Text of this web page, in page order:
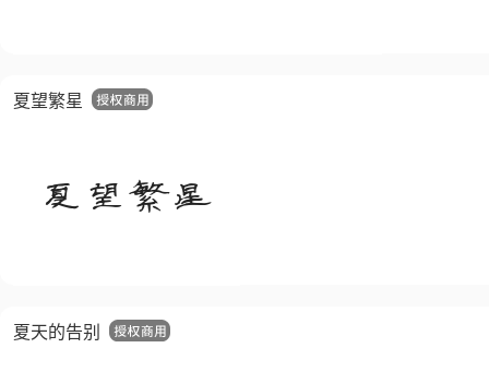
夏望繁星
夏天的告别